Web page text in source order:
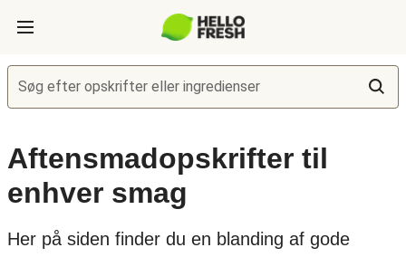
Søg efter opskrifter eller ingredienser
Aftensmadopskrifter til
enhver smag
Her på siden finder du en blanding af gode